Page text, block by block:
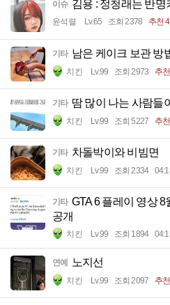
이슈 김용 : 정청래는 반
윤석렬 Lv.65 조회 2378 추천 4
기타 남은 케이크 보관 방
치킨 Lv.99 조회 2973 추
기타 땀 많이 나는 사람들
치킨 Lv.99 조회 5227 추
기타 차돌박이와 비빔면
치킨 Lv.99 조회 2334
기타 GTA 6 플레이 영상
공개
치킨 Lv.99 조회 1894
연예 노지선
치킨 Lv.99 조회 2097 추